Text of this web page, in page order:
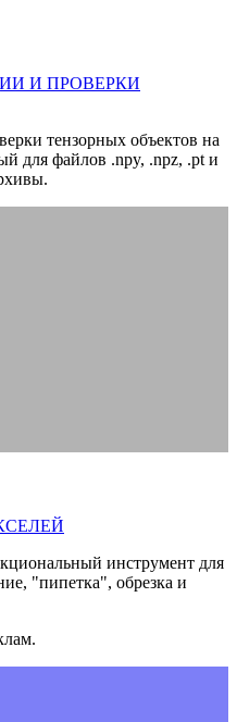
И ПРОВЕРКИ
тензорных объектов на
для файлов .npy, .npz, .pt и
инструмент для
"пипетка", обрезка и